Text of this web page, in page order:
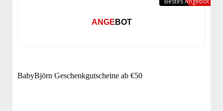
ANGEBOT
BabyBjörn Geschenkgutscheine ab €50